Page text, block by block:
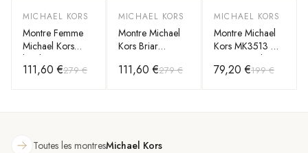
-60%
MICHAEL KORS
Montre Femme
Michael Kors
bradshaw Mini
MK6066 Acier
111,60 €279 €
-60%
MICHAEL KORS
Montre Michael
Kors Briar
Rose
111,60 €279 €
-60%
MICHAEL KORS
Montre Michael
Kors MK3513 Or
Rose et Cadran
Champagne
79,20 €199 €
Toutes les montresMichael Kors